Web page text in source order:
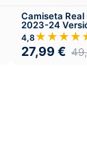
Camiseta Real
2023-24
Infantil Local
4,8
27,99 €